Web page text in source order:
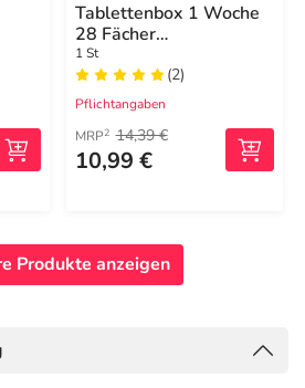
Tablettenbox 1 Woche
28 Fächer
Schiebedeckel
1 St
(2)
Pflichtangaben
MRP2 14,39 €
10,99 €
Produkte anzeigen